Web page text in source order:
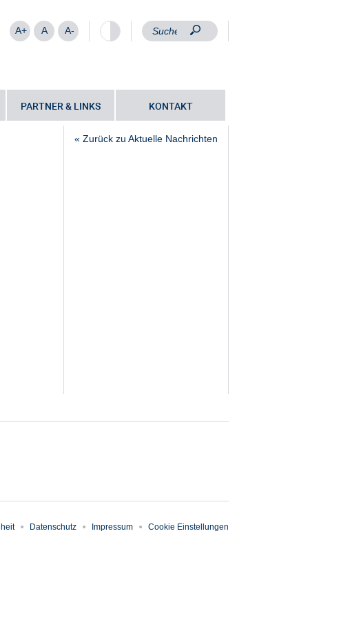
A+ A A-
PARTNER & LINKS KONTAKT
« Zurück zu Aktuelle Nachrichten
Datenschutz Impressum Cookie Einstellungen